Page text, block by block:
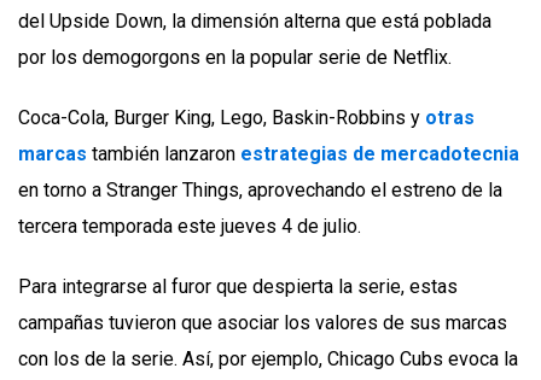
del Upside Down, la dimensión alterna que está poblada
por los demogorgons en la popular serie de Netflix.
Coca-Cola, Burger King, Lego, Baskin-Robbins y otras
marcas también lanzaron estrategias de mercadotecnia
en torno a Stranger Things, aprovechando el estreno de la
tercera temporada este jueves 4 de julio.
Para integrarse al furor que despierta la serie, estas
campañas tuvieron que asociar los valores de sus marcas
con los de la serie. Así, por ejemplo, Chicago Cubs evoca la